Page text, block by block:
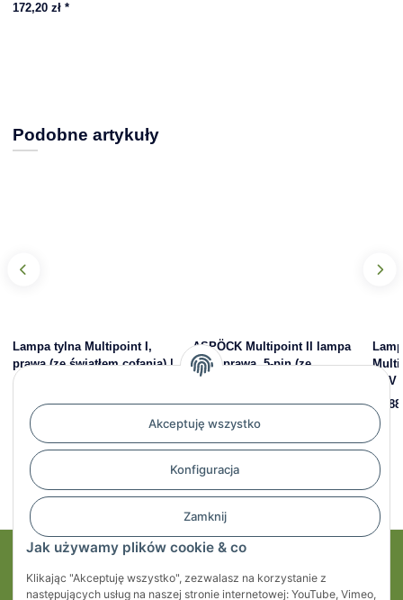
Akceptuję wszystko
Konfiguracja
Zamknij
Jak używamy plików cookie & co
Klikając "Akceptuję wszystko", zezwalasz na korzystanie z
następujących usług na naszej stronie internetowej: YouTube, Vimeo,
172,20 zł *
Podobne artykuły
Lampa tylna Multipoint I,
prawa (ze światłem cofania) |
ASPÖCK 24-5210-007
75,42 zł*
ASPÖCK Multipoint II lampa
tylna prawa, 5-pin (ze
światłem cofania) | 24-7210-
50,34 zł*
12